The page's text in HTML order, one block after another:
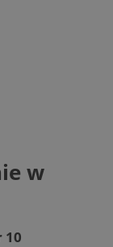
w
10